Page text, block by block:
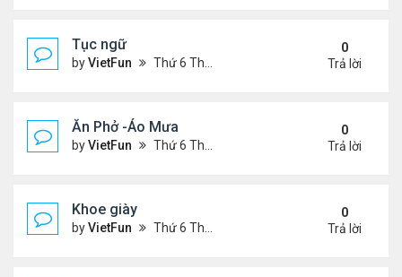
Tục ngữ
byVietFun Thứ 6 Tháng 1 13, 2023 4:43 pm
0
Trả lời
Ăn Phở -Áo Mưa
byVietFun Thứ 6 Tháng 1 13, 2023 1:26 pm
0
Trả lời
Khoe giày
byVietFun Thứ 6 Tháng 1 13, 2023 12:30 pm
0
Trả lời